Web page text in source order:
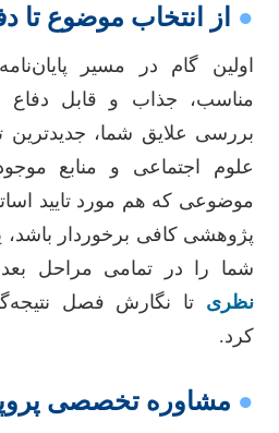
● از انتخاب موضوع تا
اولین گام در مسیر
مناسب، جذاب و قابل دفاع
بررسی علایق شما،
علوم اجتماعی و منابع
موضوعی که هم مورد تایید
پژوهشی کافی برخوردار
شما را در تمامی مراحل
نظری تا نگارش فصل
کرد.
● مشاوره تخصصی